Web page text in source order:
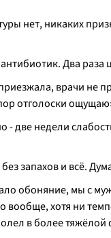
нет, никаких
Два раза
врачи не
отголоски
две недели
запахов и всё.
обоняние, мы с
вообще, хотя ни
в более тяжёлой